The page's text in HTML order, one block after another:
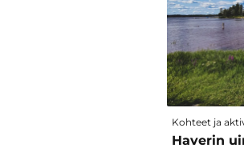
Kohteet ja
Haverin